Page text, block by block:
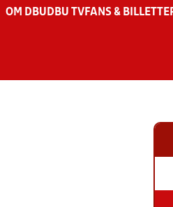
OM DBU DBU TV FANS &